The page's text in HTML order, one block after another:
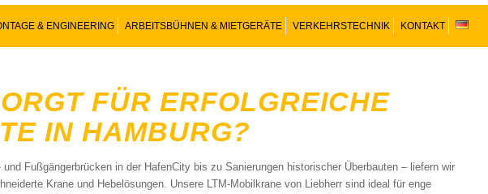
& ENGINEERING ARBEITSBÜHNEN & MIETGERÄTE VERKEHRSTECHNIK KONTAKT
FÜR ERFOLGREICHE
IN HAMBURG?
Fußgängerbrücken in der HafenCity bis zu Sanierungen historischer Überbauten – liefern wir
Krane und Hebelösungen. Unsere LTM-Mobilkrane von Liebherr sind ideal für enge